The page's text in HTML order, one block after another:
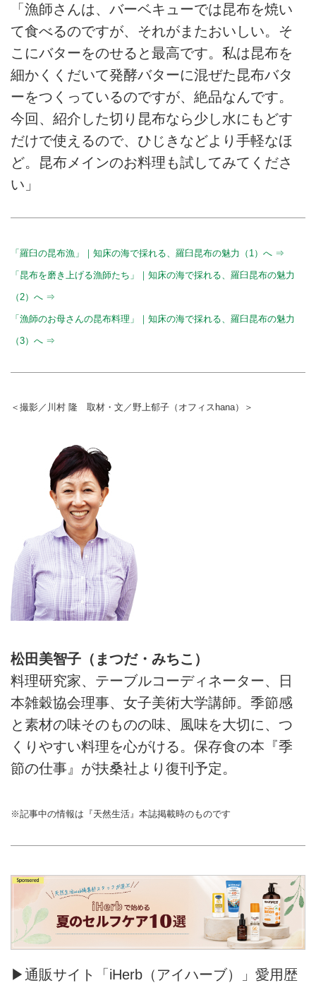
「漁師さんは、バーベキューでは昆布を焼い
て食べるのですが、それがまたおいしい。そ
こにバターをのせると最高です。私は昆布を
細かくくだいて発酵バターに混ぜた昆布バタ
ーをつくっているのですが、絶品なんです。
今回、紹介した切り昆布なら少し水にもどす
だけで使えるので、ひじきなどより手軽なほ
ど。昆布メインのお料理も試してみてくださ
い」
「羅臼の昆布漁」｜知床の海で採れる、羅臼昆布の魅力（1）へ ⇒
「昆布を磨き上げる漁師たち」｜知床の海で採れる、羅臼昆布の魅力
（2）へ ⇒
「漁師のお母さんの昆布料理」｜知床の海で採れる、羅臼昆布の魅力
（3）へ ⇒
＜撮影／川村 隆 取材・文／野上郁子（オフィスhana）＞
松田美智子（まつだ・みちこ）
料理研究家、テーブルコーディネーター、日
本雑穀協会理事、女子美術大学講師。季節感
と素材の味そのものの味、風味を大切に、つ
くりやすい料理を心がける。保存食の本『季
節の仕事』が扶桑社より復刊予定。
※記事中の情報は『天然生活』本誌掲載時のものです
▶通販サイト「iHerb（アイハーブ）」愛用歴